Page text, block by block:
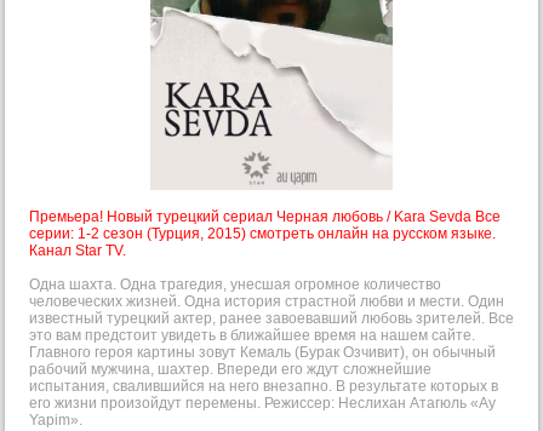
Премьера! Новый турецкий сериал Черная любовь / Kara Sevda Все
серии: 1-2 сезон (Турция, 2015) смотреть онлайн на русском языке.
Канал Star TV.
Одна шахта. Одна трагедия, унесшая огромное количество
человеческих жизней. Одна история страстной любви и мести. Один
известный турецкий актер, ранее завоевавший любовь зрителей. Все
это вам предстоит увидеть в ближайшее время на нашем сайте.
Главного героя картины зовут Кемаль (Бурак Озчивит), он обычный
рабочий мужчина, шахтер. Впереди его ждут сложнейшие
испытания, свалившийся на него внезапно. В результате которых в
его жизни произойдут перемены. Режиссер: Неслихан Атагюль «Ay
Yapim».